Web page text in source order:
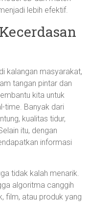
lebih efektif.
kalangan masyarakat,
tangan pintar dan
kita untuk
time. Banyak dari
kualitas tidur,
itu, dengan
informasi
tidak kalah menarik.
algoritma canggih
film, atau produk yang